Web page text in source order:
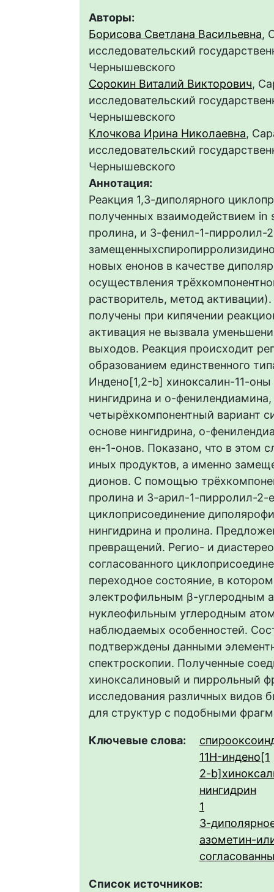
Авторы:
Борисова Светлана Васильевна,
исследовательский
Чернышевского
Сорокин Виталий Викторович,
исследовательский
Чернышевского
Клочкова Ирина Николаевна,
исследовательский
Чернышевского
Аннотация:
Реакция 1,3-диполярного
полученных взаимодействием in
пролина, и 3-фенил-1-пирролил-
новых енонов в качестве
осуществления
растворитель, метод
получены при кипячении
активация не вызвала
выходов. Реакция происходит
образованием единственного
Индено[1,2-b] хиноксалин-11-
нингидрина и о-
четырёхкомпонентный вариант
основе нингидрина, о-
ен-1-онов. Показано, что в этом
иных продуктов, а именно
дионов. С помощью
пролина и 3-арил-1-пирролил-2-
циклоприсоединение
нингидрина и пролина.
превращений. Регио- и
согласованного
переходное состояние, в
электрофильным β-углеродным
нуклеофильным углеродным
наблюдаемых особенностей.
подтверждены данными
спектроскопии. Полученные
хиноксалиновый и пиррольный
исследования различных видов
для структур с подобными
Ключевые слова:
11H-индено[1
2-
нингидрин
1
3-
азометин-
Список источников: